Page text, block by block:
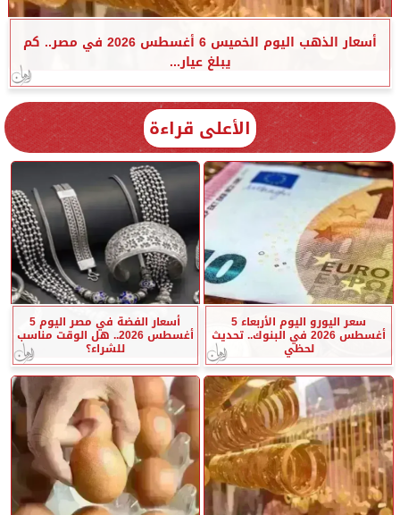
أسعار الذهب اليوم الخميس 6 أغسطس 2026 في مصر.. كم
يبلغ عيار...
الأعلى قراءة
سعر اليورو اليوم الأربعاء 5
أغسطس 2026 في البنوك.. تحديث
لحظي
أسعار الفضة في مصر اليوم 5
أغسطس 2026.. هل الوقت مناسب
للشراء؟